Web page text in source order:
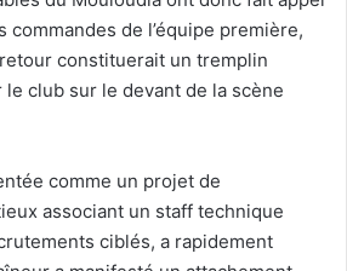
de l’équipe première,
constituerait un tremplin
club sur le devant de la scène
comme un projet de
associant un staff technique
ciblés, a rapidement